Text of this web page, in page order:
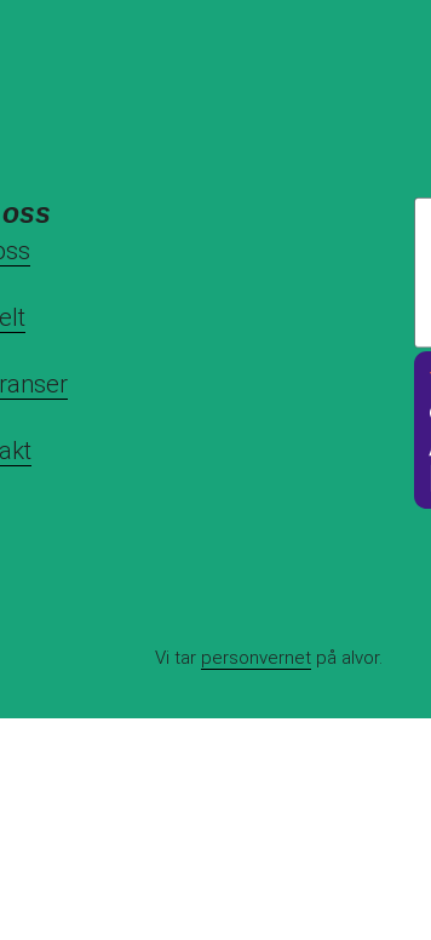
Vi tar personvernetpå alvor.